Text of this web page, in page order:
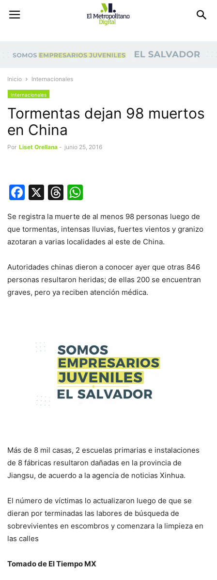
Inicio Internacionales
Internacionales
Tormentas dejan 98 muertos
en China
Por Liset Orellana - junio 25, 2016
Facebook
X Threads
Se registra la muerte de al menos 98 personas luego de
que tormentas, intensas lluvias, fuertes vientos y granizo
azotaran a varias localidades al este de China.
Autoridades chinas dieron a conocer ayer que otras 846
personas resultaron heridas; de ellas 200 se encuentran
graves, pero ya reciben atención médica.
Más de 8 mil casas, 2 escuelas primarias e instalaciones
de 8 fábricas resultaron dañadas en la provincia de
Jiangsu, de acuerdo a la agencia de noticias Xinhua.
El número de víctimas lo actualizaron luego de que se
dieran por terminadas las labores de búsqueda de
sobrevivientes en escombros y comenzara la limpieza en
las calles
Tomado de El Tiempo MX